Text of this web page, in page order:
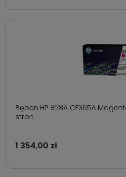
Bęben HP 828A CF365A
stron
1 354,00 zł